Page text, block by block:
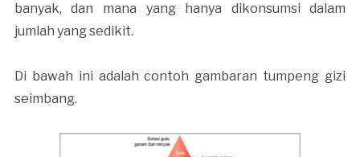
banyak, dan mana yang hanya dikonsumsi dalam
jumlah yang sedikit.
Di bawah ini adalah contoh gambaran tumpeng gizi
seimbang.